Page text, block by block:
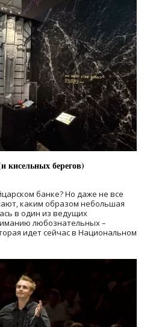
кисельных берегов)
банке? Но даже не все
каким образом небольшая
в один из ведущих
любознательных –
идет сейчас в Национальном